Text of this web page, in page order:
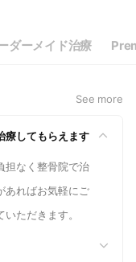
ダーメイド治療
See more
療してもらえます
担なく整骨院で治
あればお気軽にご
ただきます。